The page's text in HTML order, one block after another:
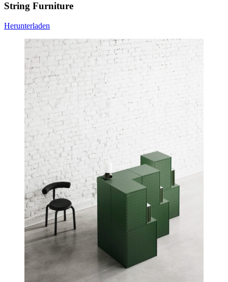
String Furniture
Herunterladen